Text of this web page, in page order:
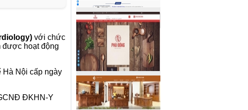
với chức
được hoạt động
Nội cấp ngày
ĐKHN-Y